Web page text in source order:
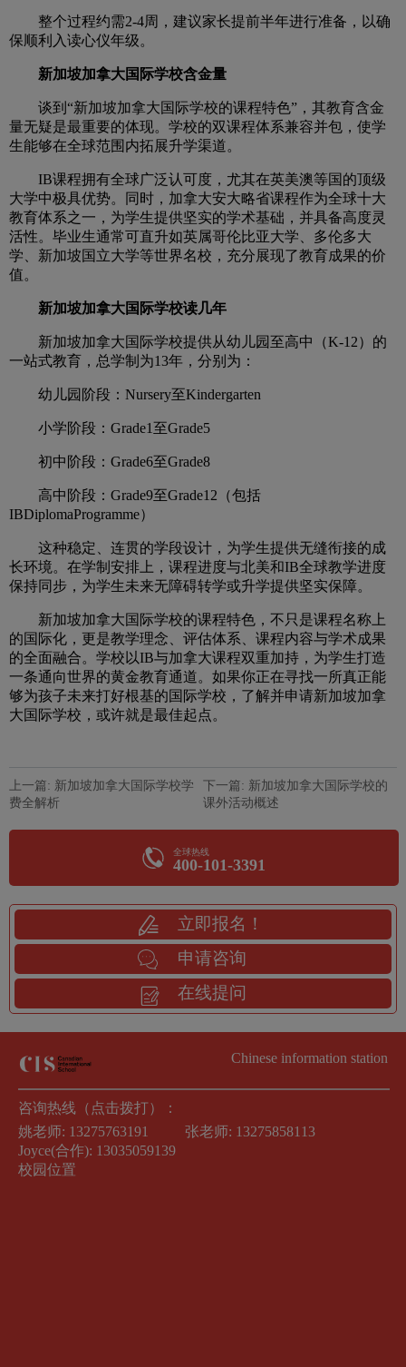
整个过程约需2-4周，建议家长提前半年进行准备，以确
保顺利入读心仪年级。
新加坡加拿大国际学校含金量
谈到“新加坡加拿大国际学校的课程特色”，其教育含金
量无疑是最重要的体现。学校的双课程体系兼容并包，使学
生能够在全球范围内拓展升学渠道。
IB课程拥有全球广泛认可度，尤其在英美澳等国的顶级
大学中极具优势。同时，加拿大安大略省课程作为全球十大
教育体系之一，为学生提供坚实的学术基础，并具备高度灵
活性。毕业生通常可直升如英属哥伦比亚大学、多伦多大
学、新加坡国立大学等世界名校，充分展现了教育成果的价
值。
新加坡加拿大国际学校读几年
新加坡加拿大国际学校提供从幼儿园至高中（K-12）的
一站式教育，总学制为13年，分别为：
幼儿园阶段：Nursery至Kindergarten
小学阶段：Grade1至Grade5
初中阶段：Grade6至Grade8
高中阶段：Grade9至Grade12（包括
IBDiplomaProgramme）
这种稳定、连贯的学段设计，为学生提供无缝衔接的成
长环境。在学制安排上，课程进度与北美和IB全球教学进度
保持同步，为学生未来无障碍转学或升学提供坚实保障。
新加坡加拿大国际学校的课程特色，不只是课程名称上
的国际化，更是教学理念、评估体系、课程内容与学术成果
的全面融合。学校以IB与加拿大课程双重加持，为学生打造
一条通向世界的黄金教育通道。如果你正在寻找一所真正能
够为孩子未来打好根基的国际学校，了解并申请新加坡加拿
大国际学校，或许就是最佳起点。
上一篇: 新加坡加拿大国际学校学
费全解析
下一篇: 新加坡加拿大国际学校的
课外活动概述
全球热线
400-101-3391
立即报名！
申请咨询
在线提问
Chinese information station
咨询热线（点击拨打）：
姚老师: 13275763191 张老师: 13275858113
Joyce(合作): 13035059139
校园位置